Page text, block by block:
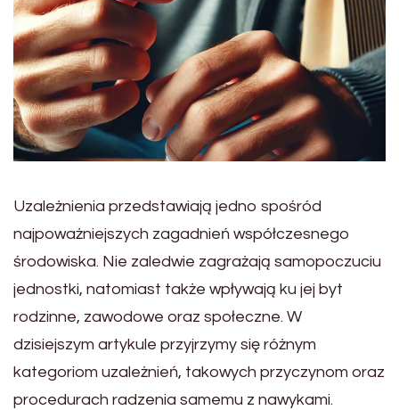
Uzależnienia przedstawiają jedno spośród
najpoważniejszych zagadnień współczesnego
środowiska. Nie zaledwie zagrażają samopoczuciu
jednostki, natomiast także wpływają ku jej byt
rodzinne, zawodowe oraz społeczne. W
dzisiejszym artykule przyjrzymy się różnym
kategoriom uzależnień, takowych przyczynom oraz
procedurach radzenia samemu z nawykami.